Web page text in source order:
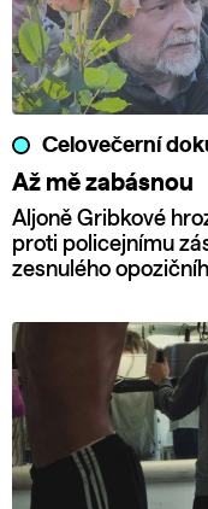
Celovečerní
Až mě zabásnou
Aljoně Gribkové
proti policejnímu
zesnulého